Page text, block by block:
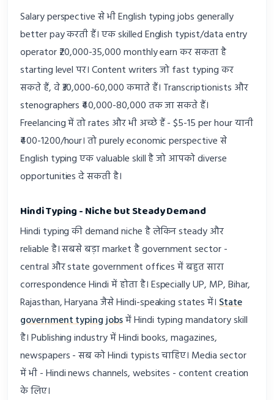
Salary perspective से भी English typing jobs generally
better pay करती हैं। एक skilled English typist/data entry
operator ₹20,000-35,000 monthly earn कर सकता है
starting level पर। Content writers जो fast typing कर
सकते हैं, वे ₹30,000-60,000 कमाते हैं। Transcriptionists और
stenographers ₹40,000-80,000 तक जा सकते हैं।
Freelancing में तो rates और भी अच्छे हैं - $5-15 per hour यानी
₹400-1200/hour। तो purely economic perspective से
English typing एक valuable skill है जो आपको diverse
opportunities दे सकती है।
Hindi Typing - Niche but Steady Demand
Hindi typing की demand niche है लेकिन steady और
reliable है। सबसे बड़ा market है government sector -
central और state government offices में बहुत सारा
correspondence Hindi में होता है। Especially UP, MP, Bihar,
Rajasthan, Haryana जैसे Hindi-speaking states में।State
government typing jobsमें Hindi typing mandatory skill
है। Publishing industry में Hindi books, magazines,
newspapers - सब को Hindi typists चाहिए। Media sector
में भी - Hindi news channels, websites - content creation
के लिए।